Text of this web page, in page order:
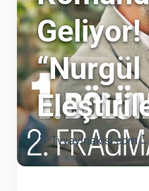
Geliyor!
Tvyayinakisi.com